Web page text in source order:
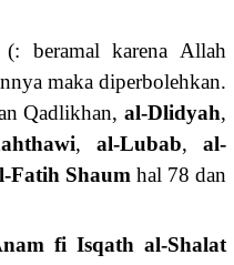
(: beramal karena Allah
maka diperbolehkan.
Qadlikhan, al-Dlidyah,
, al-Lubab, al-
Fatih Shaum hal 78 dan
fi Isqath al-Shalat